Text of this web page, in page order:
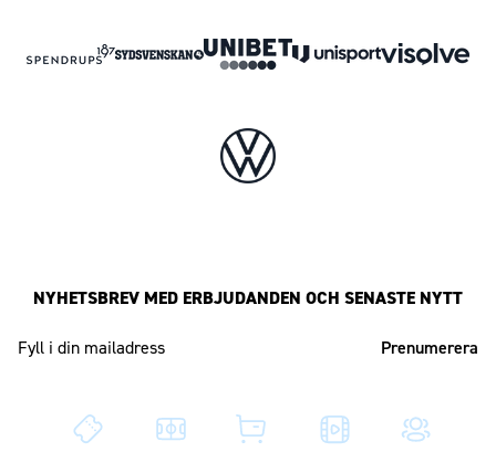
NYHETSBREV MED ERBJUDANDEN OCH SENASTE NYTT